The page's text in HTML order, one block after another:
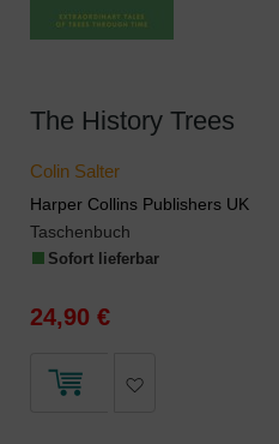
The History Trees
Colin Salter
Harper Collins Publishers UK
Taschenbuch
Sofort lieferbar
24,90 €